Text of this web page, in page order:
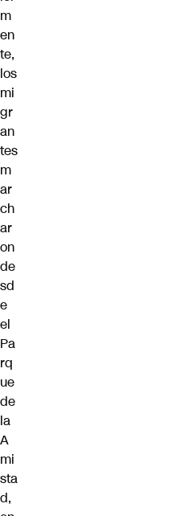
m
en
te,
los
mi
gr
an
tes
m
ar
ch
ar
on
de
sd
e
el
Pa
rq
ue
de
la
A
mi
sta
d,